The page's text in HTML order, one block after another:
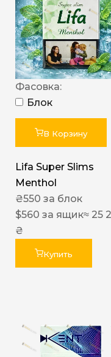
Фасовка:
Блок
В Корзину
Lifa Super Slims
Menthol
₴550 за блок
$560 за ящик≈ 25
₴
Купить